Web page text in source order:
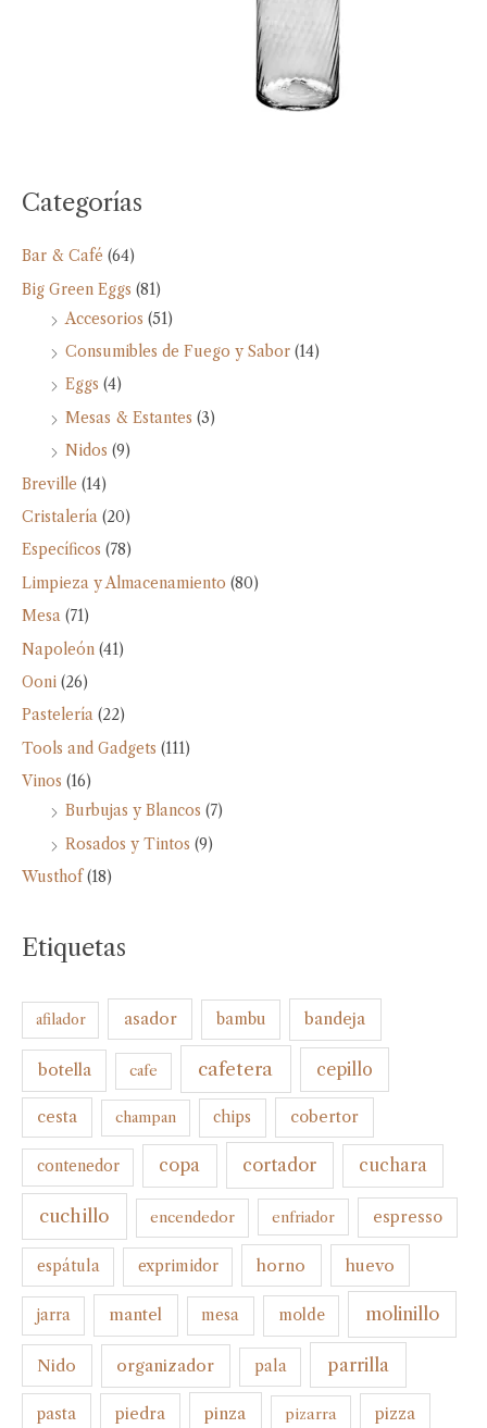
Categorías
Bar & Café (64)
Big Green Eggs (81)
Accesorios (51)
Consumibles de Fuego y Sabor (14)
Eggs (4)
Mesas & Estantes (3)
Nidos (9)
Breville (14)
Cristalería (20)
Específicos (78)
Limpieza y Almacenamiento (80)
Mesa (71)
Napoleón (41)
Ooni (26)
Pastelería (22)
Tools and Gadgets (111)
Vinos (16)
Burbujas y Blancos (7)
Rosados y Tintos (9)
Wusthof (18)
Etiquetas
afilador asador bambu bandeja
botella cafe cafetera cepillo
cesta champan chips cobertor
contenedor copa cortador cuchara
cuchillo encendedor enfriador espresso
espátula exprimidor horno huevo
jarra mantel mesa molde molinillo
Nido organizador pala parrilla
pasta piedra pinza pizarra pizza